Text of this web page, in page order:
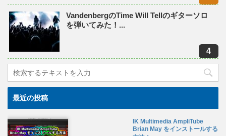
VandenbergのTime Will Tellのギターソロ
を弾いてみた！...
最近の投稿
IK Multimedia AmpliTube
Brian May をインストールする